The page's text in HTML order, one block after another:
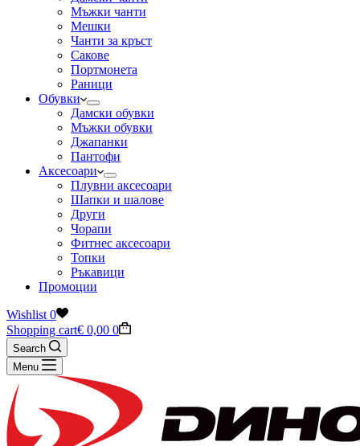
Мъжки чанти
Мешки
Чанти за кръст
Сакове
Портмонета
Раници
Обувки
Дамски обувки
Мъжки обувки
Джапанки
Пантофи
Аксесоари
Плувни аксесоари
Шапки и шалове
Други
Чорапи
Фитнес аксесоари
Топки
Ръкавици
Промоции
Wishlist 0
Shopping cart€ 0,00 0
Search
Menu